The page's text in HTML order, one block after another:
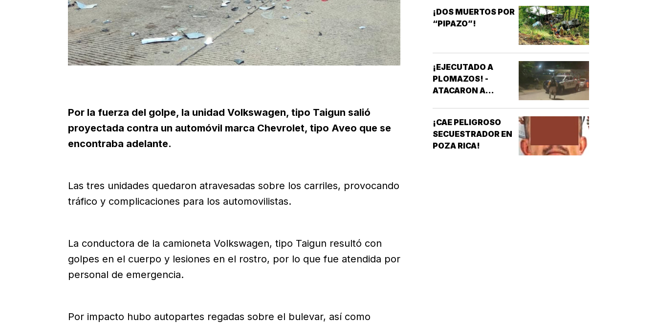
Por la fuerza del golpe, la unidad Volkswagen, tipo Taigun salió
proyectada contra un automóvil marca Chevrolet, tipo Aveo que se
encontraba adelante.
Las tres unidades quedaron atravesadas sobre los carriles, provocando
tráfico y complicaciones para los automovilistas.
La conductora de la camioneta Volkswagen, tipo Taigun resultó con
golpes en el cuerpo y lesiones en el rostro, por lo que fue atendida por
personal de emergencia.
Por impacto hubo autopartes regadas sobre el bulevar, así como
¡DOS MUERTOS POR
“PIPAZO”!
¡EJECUTADO A
PLOMAZOS! -
ATACARON A
COLONIA DE
COATZACOALCOS
¡CAE PELIGROSO
SECUESTRADOR EN
POZA RICA!